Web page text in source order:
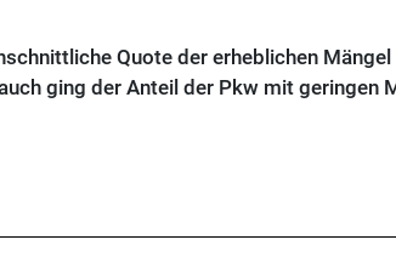
Quote der erheblichen
ging der Anteil der Pkw mit geringen